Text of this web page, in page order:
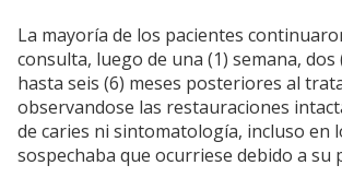
La mayoría de los pacientes
consulta, luego de una (1) semana, dos
hasta seis (6) meses posteriores al
observandose las restauraciones
de caries ni sintomatología, incluso en
sospechaba que ocurriese debido a su